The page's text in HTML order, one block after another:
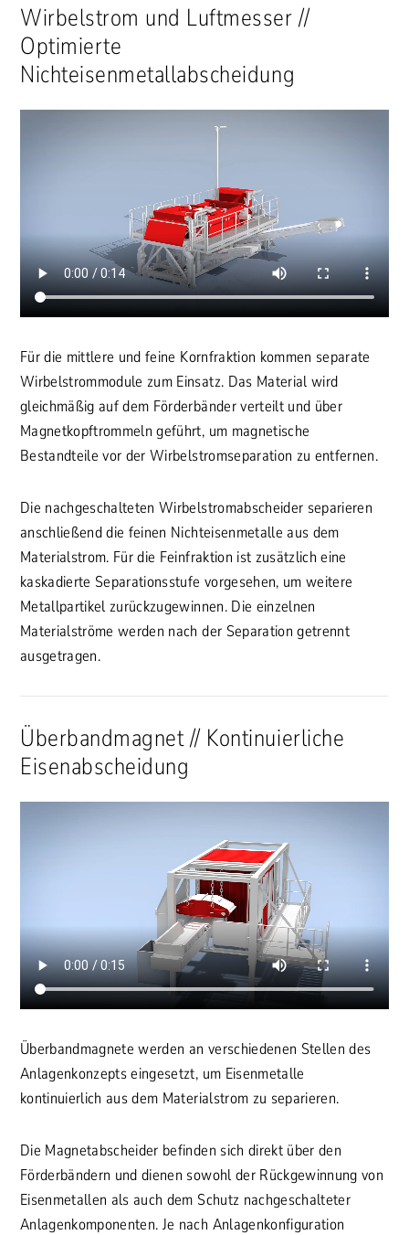
Wirbelstrom und Luftmesser //
Optimierte
Nichteisenmetallabscheidung
Für die mittlere und feine Kornfraktion kommen separate
Wirbelstrommodule zum Einsatz. Das Material wird
gleichmäßig auf dem Förderbänder verteilt und über
Magnetkopftrommeln geführt, um magnetische
Bestandteile vor der Wirbelstromseparation zu entfernen.
Die nachgeschalteten Wirbelstromabscheider separieren
anschließend die feinen Nichteisenmetalle aus dem
Materialstrom. Für die Feinfraktion ist zusätzlich eine
kaskadierte Separationsstufe vorgesehen, um weitere
Metallpartikel zurückzugewinnen. Die einzelnen
Materialströme werden nach der Separation getrennt
ausgetragen.
Überbandmagnet // Kontinuierliche
Eisenabscheidung
Überbandmagnete werden an verschiedenen Stellen des
Anlagenkonzepts eingesetzt, um Eisenmetalle
kontinuierlich aus dem Materialstrom zu separieren.
Die Magnetabscheider befinden sich direkt über den
Förderbändern und dienen sowohl der Rückgewinnung von
Eisenmetallen als auch dem Schutz nachgeschalteter
Anlagenkomponenten. Je nach Anlagenkonfiguration